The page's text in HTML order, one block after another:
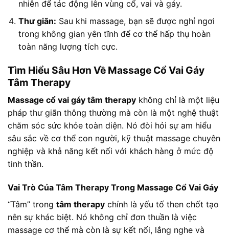
nhiên để tác động lên vùng cổ, vai và gáy.
Thư giãn: Sau khi massage, bạn sẽ được nghỉ ngơi
trong không gian yên tĩnh để cơ thể hấp thụ hoàn
toàn năng lượng tích cực.
Tìm Hiểu Sâu Hơn Về Massage Cổ Vai Gáy
Tâm Therapy
Massage cổ vai gáy tâm therapy không chỉ là một liệu
pháp thư giãn thông thường mà còn là một nghệ thuật
chăm sóc sức khỏe toàn diện. Nó đòi hỏi sự am hiểu
sâu sắc về cơ thể con người, kỹ thuật massage chuyên
nghiệp và khả năng kết nối với khách hàng ở mức độ
tinh thần.
Vai Trò Của Tâm Therapy Trong Massage Cổ Vai Gáy
“Tâm” trong tâm therapy chính là yếu tố then chốt tạo
nên sự khác biệt. Nó không chỉ đơn thuần là việc
massage cơ thể mà còn là sự kết nối, lắng nghe và